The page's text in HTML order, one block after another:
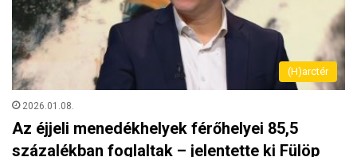
(H)arctér
2026.01.08.
Az éjjeli menedékhelyek férőhelyei 85,5
százalékban foglaltak – jelentette ki Fülöp